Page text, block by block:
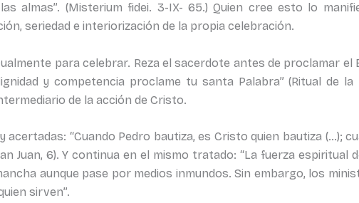
almas”. (Misterium fidei. 3-IX- 65.) Quien cree esto lo
seriedad e interiorización de la propia celebración.
para celebrar. Reza el sacerdote antes de proclamar el
y competencia proclame tu santa Palabra” (Ritual de la
de la acción de Cristo.
“Cuando Pedro bautiza, es Cristo quien bautiza (…);
Juan, 6). Y continua en el mismo tratado: “La fuerza espiritual
aunque pase por medios inmundos. Sin embargo, los
sirven”.